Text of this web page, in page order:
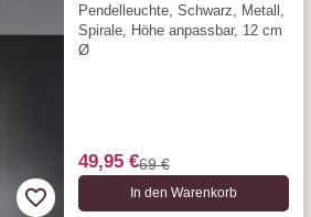
Pendelleuchte, Schwarz, Metall,
Spirale, Höhe anpassbar, 12 cm
Ø
49,95 €69 €
In den Warenkorb